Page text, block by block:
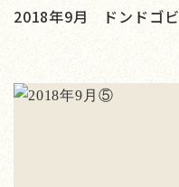
2018年9月 ドンドゴビ